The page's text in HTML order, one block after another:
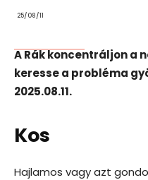
25/08/11
A Rák koncentráljon a
keresse a probléma
2025.08.11.
Kos
Hajlamos vagy azt